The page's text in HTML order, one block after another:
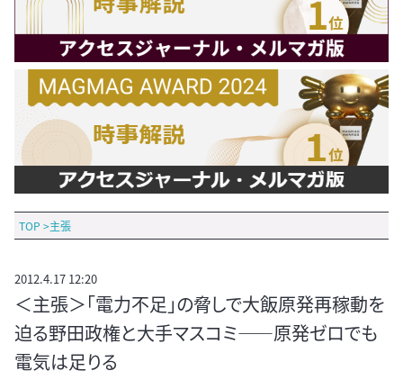
TOP >主張
2012.4.17 12:20
＜主張＞「電力不足」の脅しで大飯原発再稼動を
迫る野田政権と大手マスコミ――原発ゼロでも
電気は足りる